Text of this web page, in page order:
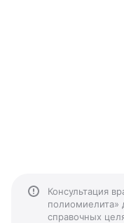
Консультация
полиомиелита»
справочных